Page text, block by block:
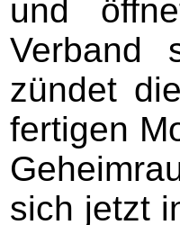
und
Verband
zündet
fertigen
sich jetzt